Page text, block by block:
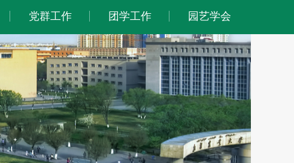
党群工作 团学工作 园艺学会